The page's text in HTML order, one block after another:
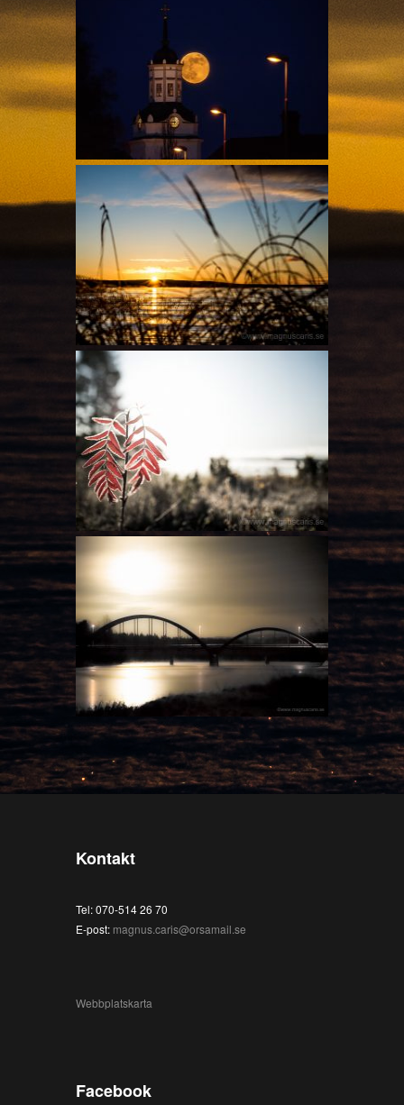
Kontakt
Tel: 070-514 26 70
E-post: magnus.caris@orsamail.se
Webbplatskarta
Facebook